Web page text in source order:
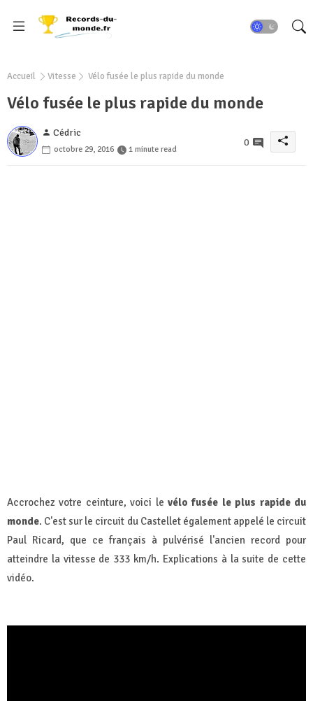
Accueil Vitesse Vélo fusée le plus rapide du monde
Vélo fusée le plus rapide du monde
Cédric
octobre 29, 2016 1 minute read
0
Accrochez votre ceinture, voici le vélo fusée le plus rapide du
monde. C'est sur le circuit du Castellet également appelé le circuit
Paul Ricard, que ce français à pulvérisé l'ancien record pour
atteindre la vitesse de 333 km/h. Explications à la suite de cette
vidéo.